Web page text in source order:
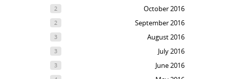
October 2016
2
September 2016
2
August 2016
3
July 2016
3
June 2016
3